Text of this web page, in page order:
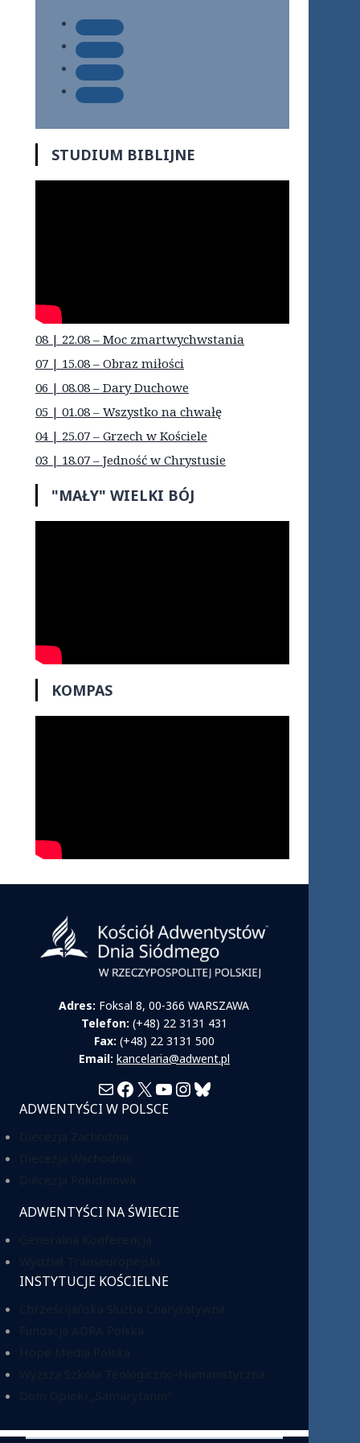
STUDIUM BIBLIJNE
08 | 22.08 – Moc zmartwychwstania
07 | 15.08 – Obraz miłości
06 | 08.08 – Dary Duchowe
05 | 01.08 – Wszystko na chwałę
04 | 25.07 – Grzech w Kościele
03 | 18.07 – Jedność w Chrystusie
"MAŁY" WIELKI BÓJ
KOMPAS
Adres: Foksal 8, 00-366 WARSZAWA
Telefon: (+48) 22 3131 431
Fax: (+48) 22 3131 500
Email: kancelaria@adwent.pl
MailFacebook
X YouTube
Instagram
Bluesky
ADWENTYŚCI W POLSCE
ADWENTYŚCI NA ŚWIECIE
INSTYTUCJE KOŚCIELNE